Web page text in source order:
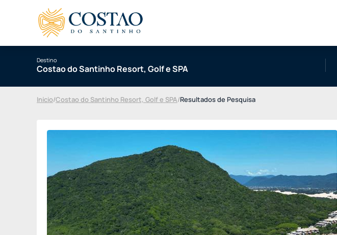
Destino
Costao do Santinho Resort, Golf e SPA
Início/Costao do Santinho Resort, Golf e SPA/Resultados de Pesquisa